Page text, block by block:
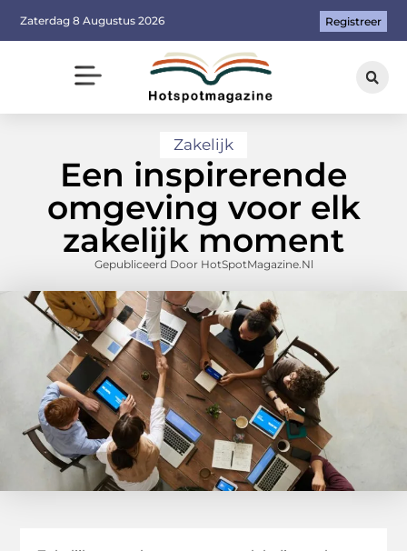
Zaterdag 8 Augustus 2026 Registreer
Zakelijk
Een inspirerende
omgeving voor elk
zakelijk moment
Gepubliceerd Door HotSpotMagazine.nl